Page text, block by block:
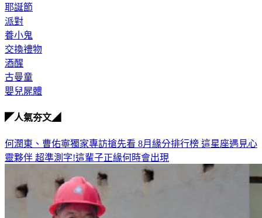
耶誕節
派對
養小鬼
交換禮物
酒醒
古曼童
嬰兒屍體
◤人氣夯文◢
何潤東、曹佑寧獨家專訪搶先看 8月緣分排行榜 這星座遇見心
靈夥伴 超準測字!這輩子正緣何時會出現